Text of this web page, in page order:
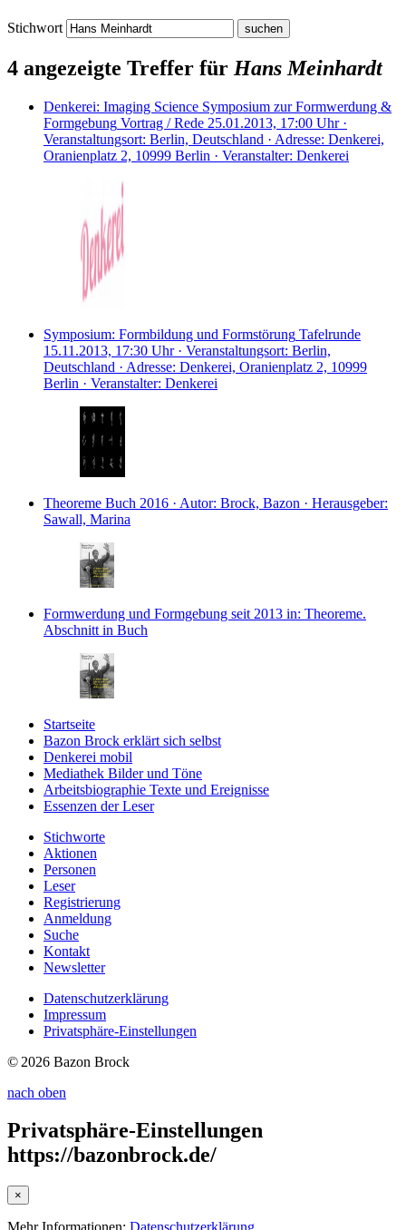
Stichwort
4 angezeigte Treffer für Hans Meinhardt
Denkerei: Imaging Science Symposium zur Formwerdung &
Formgebung Vortrag / Rede 25.01.2013, 17:00 Uhr ·
Veranstaltungsort: Berlin, Deutschland · Adresse: Denkerei,
Oranienplatz 2, 10999 Berlin · Veranstalter: Denkerei
Symposium: Formbildung und Formstörung Tafelrunde
15.11.2013, 17:30 Uhr · Veranstaltungsort: Berlin,
Deutschland · Adresse: Denkerei, Oranienplatz 2, 10999
Berlin · Veranstalter: Denkerei
Theoreme Buch 2016 · Autor: Brock, Bazon · Herausgeber:
Sawall, Marina
Formwerdung und Formgebung seit 2013 in: Theoreme.
Abschnitt in Buch
Startseite
Bazon Brock erklärt sich selbst
Denkerei mobil
Mediathek Bilder und Töne
Arbeitsbiographie Texte und Ereignisse
Essenzen der Leser
Stichworte
Aktionen
Personen
Leser
Registrierung
Anmeldung
Suche
Kontakt
Newsletter
Datenschutzerklärung
Impressum
Privatsphäre-Einstellungen
© 2026 Bazon Brock
nach oben
Privatsphäre-Einstellungen
https://bazonbrock.de/
×